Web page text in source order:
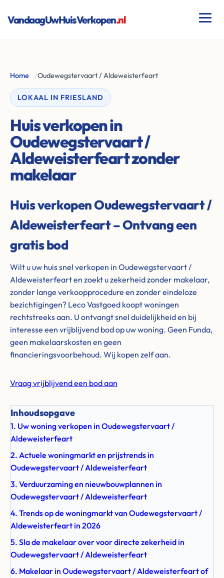
VandaagUwHuisVerkopen.nl
Home /Oudewegstervaart / Aldeweisterfeart
LOKAAL IN FRIESLAND
Huis verkopen in
Oudewegstervaart /
Aldeweisterfeart zonder
makelaar
Huis verkopen Oudewegstervaart /
Aldeweisterfeart – Ontvang een
gratis bod
Wilt u uw huis snel verkopen in Oudewegstervaart /
Aldeweisterfeart en zoekt u zekerheid zonder makelaar,
zonder lange verkoopprocedure en zonder eindeloze
bezichtigingen? Leco Vastgoed koopt woningen
rechtstreeks aan. U ontvangt snel duidelijkheid en bij
interesse een vrijblijvend bod op uw woning. Geen Funda,
geen makelaarskosten en geen
financieringsvoorbehoud. Wij kopen zelf aan.
Vraag vrijblijvend een bod aan
Inhoudsopgave
1. Uw woning verkopen in Oudewegstervaart /
Aldeweisterfeart
2. Actuele woningmarkt en prijstrends in
Oudewegstervaart / Aldeweisterfeart
3. Verduurzaming en nieuwbouwplannen in
Oudewegstervaart / Aldeweisterfeart
4. Trends op de woningmarkt van Oudewegstervaart /
Aldeweisterfeart in 2026
5. Sla de makelaar over voor directe zekerheid in
Oudewegstervaart / Aldeweisterfeart
6. Makelaar in Oudewegstervaart / Aldeweisterfeart of